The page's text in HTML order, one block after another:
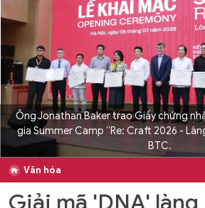
Ông Jonathan Baker trao Giấy chứng
gia Summer Camp “Re: Craft 2026 -
BTC.
Văn hóa